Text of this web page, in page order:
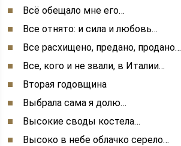
Всё обещало мне его…
Все отнято: и сила и любовь…
Все расхищено, предано, продано…
Все, кого и не звали, в Италии…
Вторая годовщина
Выбрала сама я долю…
Высокие своды костела…
Высоко в небе облачко серело…